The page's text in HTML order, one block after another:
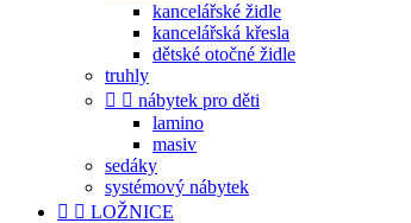
kancelářské židle
kancelářská křesla
dětské otočné židle
truhly
  nábytek pro děti
lamino
masiv
sedáky
systémový nábytek
  LOŽNICE